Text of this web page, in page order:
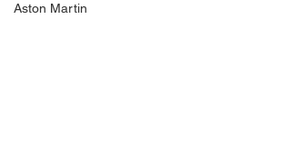
Aston Martin